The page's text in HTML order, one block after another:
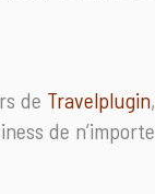
de Travelplugin,
de n’importe